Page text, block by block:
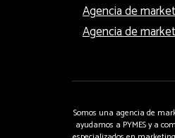
Agencia de
Agencia de
Somos una agencia de
ayudamos a PYMES y a